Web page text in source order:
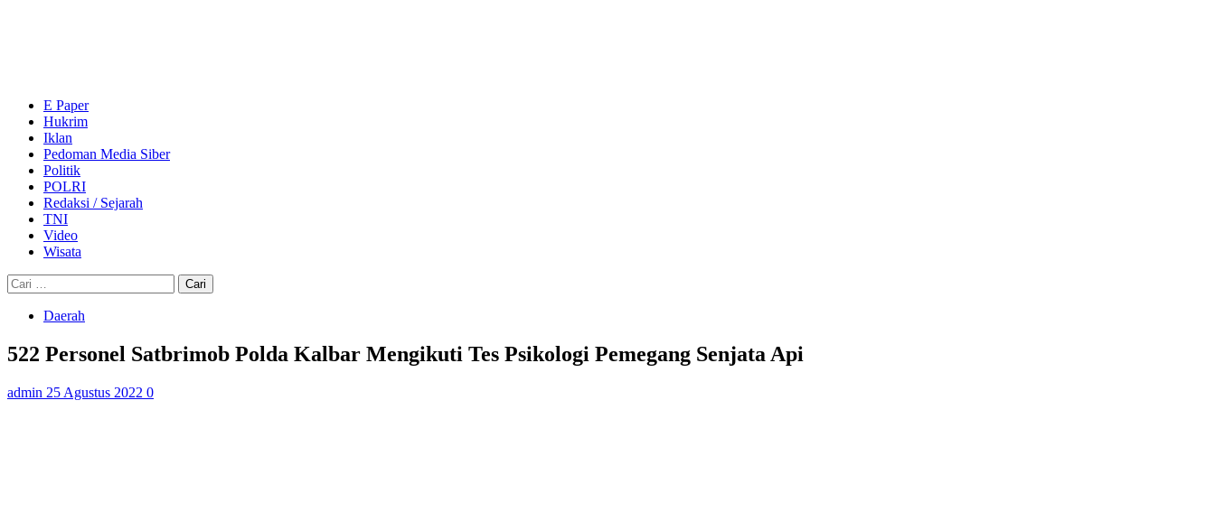
E Paper
Hukrim
Iklan
Pedoman Media Siber
Politik
POLRI
Redaksi / Sejarah
TNI
Video
Wisata
Cari
untuk:
Daerah
522 Personel Satbrimob Polda Kalbar Mengikuti Tes Psikologi Pemegang Senjata Api
admin 25 Agustus 2022 0